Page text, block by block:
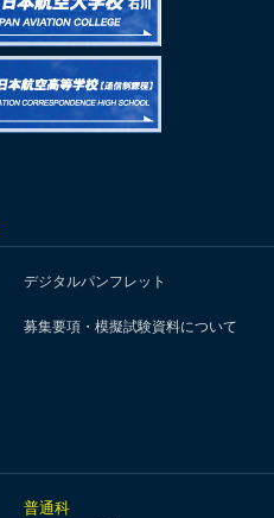
デジタルパンフレット
募集要項・模擬試験資料について
普通科